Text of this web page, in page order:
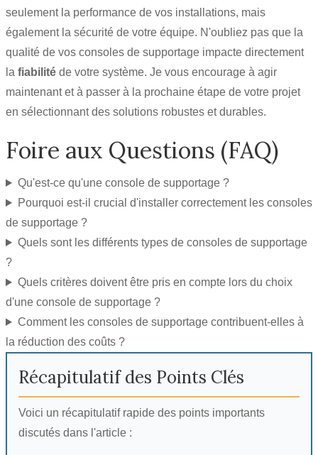
seulement la performance de vos installations, mais
également la sécurité de votre équipe. N'oubliez pas que la
qualité de vos consoles de supportage impacte directement
la fiabilité de votre système. Je vous encourage à agir
maintenant et à passer à la prochaine étape de votre projet
en sélectionnant des solutions robustes et durables.
Foire aux Questions (FAQ)
Qu'est-ce qu'une console de supportage ?
Pourquoi est-il crucial d'installer correctement les consoles
de supportage ?
Quels sont les différents types de consoles de supportage
?
Quels critères doivent être pris en compte lors du choix
d'une console de supportage ?
Comment les consoles de supportage contribuent-elles à
la réduction des coûts ?
Récapitulatif des Points Clés
Voici un récapitulatif rapide des points importants
discutés dans l'article :